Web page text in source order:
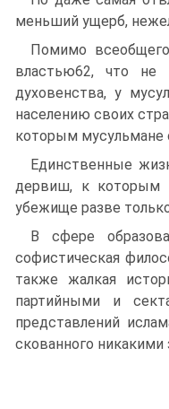
меньший ущерб,
Помимо
властью62, что не
духовенства, у
населению своих
которым мусульмане
Единственные
дервиш, к которым
убежище разве
В сфере
софистическая
также жалкая
партийными и
представлений
скованного никакими